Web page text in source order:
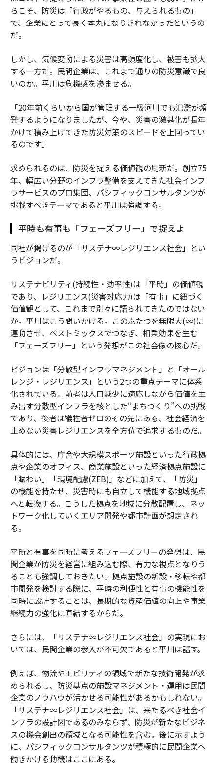
らこそ、防災は「行政がやるもの、与えられるもの」
で、企業にとって長く本丸になりきれなかったというの
だ。
しかし、気候変動による災害は高頻度化し、被害も拡大
する一方だ。民間企業は、これまで通りの防災意識で良
いのか。平川は危機感を滲ませる。
「20年前くらいから国が管理する一級河川でも氾濫が頻
発するようになりましたが、今や、災害の激甚化が長年
かけて積み上げてきた防災対策のスピードを上回ってい
るのです」
求められるのは、防災を捉える価値観の刷新だ。創立75
年、幅広い分野のインフラ整備を支えてきた社会インフ
ラサービスのプロ集団、パシフィックコンサルタンツが
挑戦すべきテーマであると平川は強調する。
平時も有事も「フェーズフリー」で捉えよ
同社が掲げるのが「サステナ∞レジリエンス社会」とい
うビジョンだ。
サステナビリティ(持続性・効率性)は「平時」の価値観
であり、レジリエンス(災害対応力)は「有事」に紐づく
価値観として、これまで別々に語られてきたのではない
か。平川はこう問いかける。このふたつを無限大(∞)に
連動させ、ベストミックスでつなぎ、相乗効果を生む
「フェーズフリー」という発想がこの社会像の核心だ。
ビジョンは「分散型インフラマネジメント」と「オール
レンジ・レジリエンス」という2つの重点テーマに体系
化されている。前者は人口減少に適応しながら価値を生
み出す分散型インフラを核とした“まちづくり”への挑戦
であり、後者は犠牲者ゼロのその先にある、社会経済を
止めない災害レジリエンスを全方位で追求するものだ。
具体的には、庁舎や大規模スポーツ施設といった行政拠
点や企業のオフィス、商業施設といった経済拠点施設に
「賑わい」「環境配慮(ZEB)」などに加えて、「防災」
の機能を持たせ、災害時にも自立して機能する地域拠点
へと転換する。こうした拠点を地域に分散配置し、ネッ
トワーク化していくエリア開発や都市計画が想定され
る。
平時と有事を同時に考えるフェーズフリーの発想は、民
間企業が防災を経営に組み込む際、有力な視点となりう
ることも強調しておきたい。拠点施設の新設・移転や都
市開発を検討する際に、平時の利便性と有事の機能性を
同時に設計することは、長期的な資産価値の向上や事業
継続力の強化に直結するからだ。
さらには、「サステナ∞レジリエンス社会」の実現にお
いては、民間企業の参入が不可欠であると平川は話す。
例えば、物流やモビリティの領域で新たな技術開発が求
められるし、防災基点の施設マネジメント・運用は民間
企業のノウハウが活かせる可能性があるかもしれない。
「サステナ∞レジリエンス社会」は、来たるべき社会イ
ンフラの設計図であるのみならず、防災が新たなビジネ
スの機会創出の領域となる可能性を含む。後に示すよう
に、パシフィックコンサルタンツが積極的に民間企業へ
働きかける動機はここにある。